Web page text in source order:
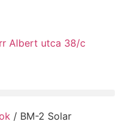
Albert utca 38/c
/ BM-2 Solar